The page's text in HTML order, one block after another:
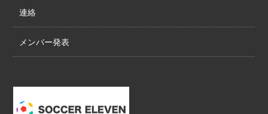
連絡
メンバー発表